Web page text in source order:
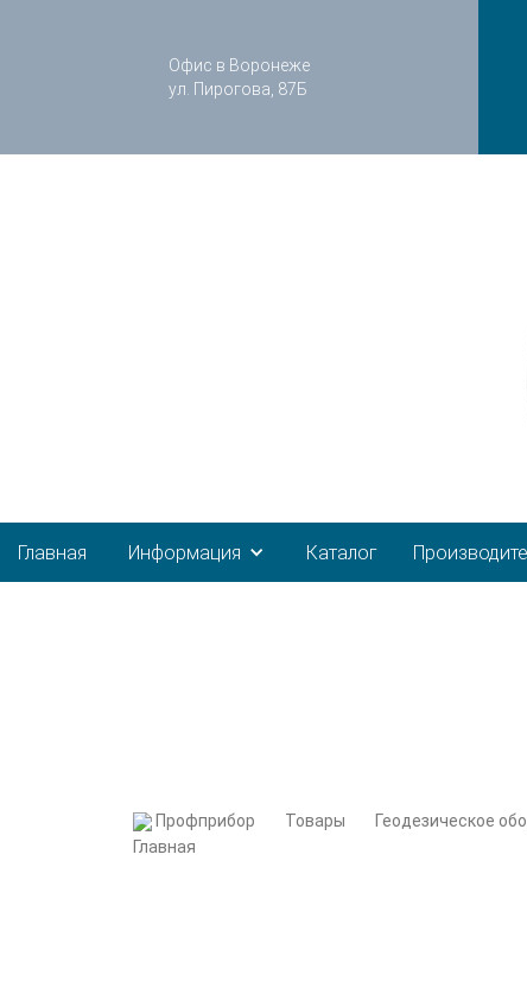
Офис в Воронеже
ул. Пирогова, 87Б
Главная Информация Каталог
Профприбор Товары Геодезическое